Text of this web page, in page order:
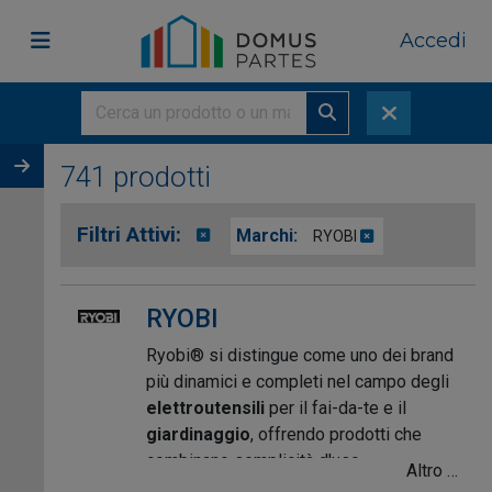
Accedi
741 prodotti
Filtri Attivi: Marchi: RYOBI
RYOBI
Ryobi® si distingue come uno dei brand
più dinamici e completi nel campo degli
elettroutensili per il fai-da-te e il
giardinaggio, offrendo prodotti che
combinano semplicità d'uso,
Altro …